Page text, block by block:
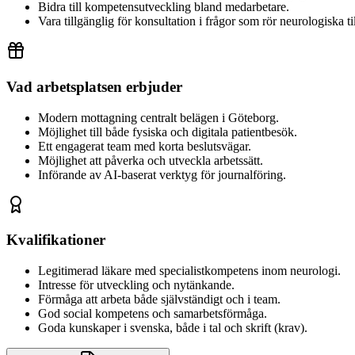
Bidra till kompetensutveckling bland medarbetare.
Vara tillgänglig för konsultation i frågor som rör neurologiska
Vad arbetsplatsen erbjuder
Modern mottagning centralt belägen i Göteborg.
Möjlighet till både fysiska och digitala patientbesök.
Ett engagerat team med korta beslutsvägar.
Möjlighet att påverka och utveckla arbetssätt.
Införande av AI-baserat verktyg för journalföring.
Kvalifikationer
Legitimerad läkare med specialistkompetens inom neurologi.
Intresse för utveckling och nytänkande.
Förmåga att arbeta både självständigt och i team.
God social kompetens och samarbetsförmåga.
Goda kunskaper i svenska, både i tal och skrift (krav).